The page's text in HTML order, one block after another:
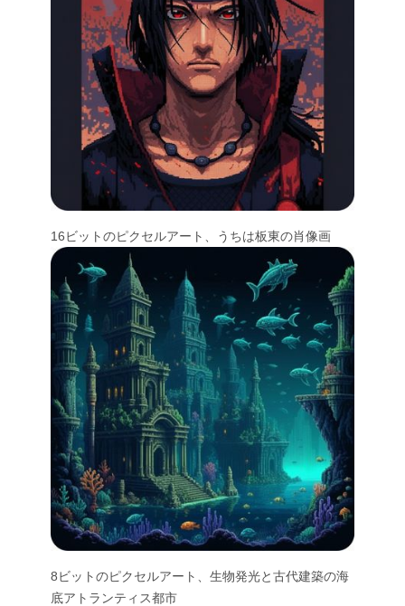
16ビットのピクセルアート、うちは板東の肖像画
8ビットのピクセルアート、生物発光と古代建築の海
底アトランティス都市